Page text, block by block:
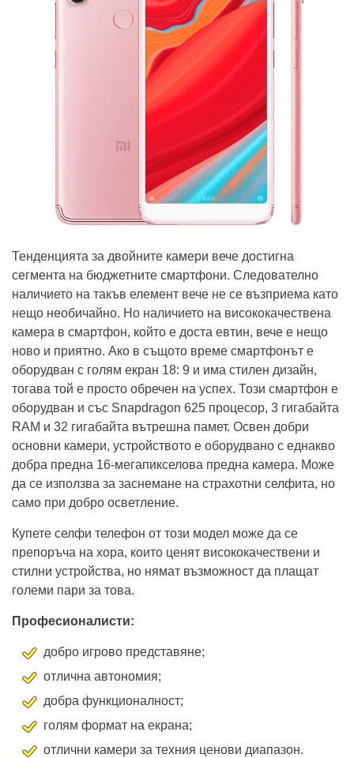
Тенденцията за двойните камери вече достигна
сегмента на бюджетните смартфони. Следователно
наличието на такъв елемент вече не се възприема като
нещо необичайно. Но наличието на висококачествена
камера в смартфон, който е доста евтин, вече е нещо
ново и приятно. Ако в същото време смартфонът е
оборудван с голям екран 18: 9 и има стилен дизайн,
тогава той е просто обречен на успех. Този смартфон е
оборудван и със Snapdragon 625 процесор, 3 гигабайта
RAM и 32 гигабайта вътрешна памет. Освен добри
основни камери, устройството е оборудвано с еднакво
добра предна 16-мегапикселова предна камера. Може
да се използва за заснемане на страхотни селфита, но
само при добро осветление.
Купете селфи телефон от този модел може да се
препоръча на хора, които ценят висококачествени и
стилни устройства, но нямат възможност да плащат
големи пари за това.
Професионалисти:
добро игрово представяне;
отлична автономия;
добра функционалност;
голям формат на екрана;
отлични камери за техния ценови диапазон.